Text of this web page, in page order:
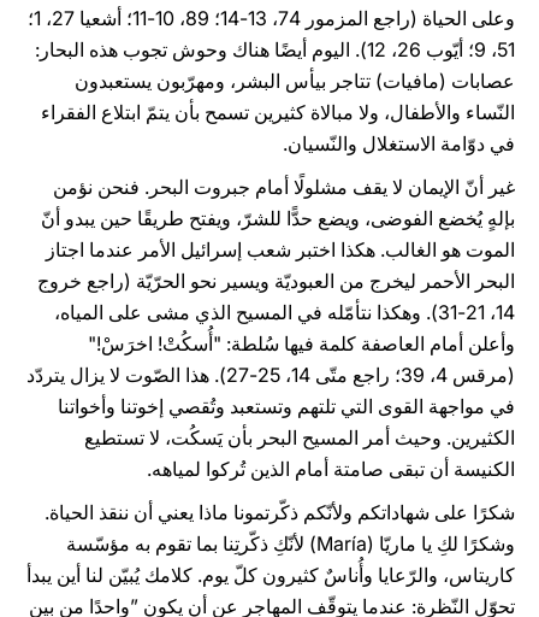
وعلى الحياة (راجع المزمور 74، 13-14؛ 89، 10-11؛ أشعيا 27، 1؛
51، 9؛ أيّوب 26، 12). اليوم أيضًا هناك وحوش تجوب هذه البحار:
عصابات (مافيات) تتاجر بيأس البشر، ومهرّبون يستعبدون
النّساء والأطفال، ولا مبالاة كثيرين تسمح بأن يتمّ ابتلاع الفقراء
في دوّامة الاستغلال والنّسيان.
غير أنّ الإيمان لا يقف مشلولًا أمام جبروت البحر. فنحن نؤمن
بإلهٍ يُخضع الفوضى، ويضع حدًّا للشرّ، ويفتح طريقًا حين يبدو أنّ
الموت هو الغالب. هكذا اختبر شعب إسرائيل الأمر عندما اجتاز
البحر الأحمر ليخرج من العبوديّة ويسير نحو الحرّيّة (راجع خروج
14، 21-31). وهكذا نتأمّله في المسيح الذي مشى على المياه،
وأعلن أمام العاصفة كلمة فيها سُلطة: "أُسكُتْ! اخرَسْ!"
(مرقس 4، 39؛ راجع متّى 14، 25-27). هذا الصّوت لا يزال يتردّد
في مواجهة القوى التي تلتهم وتستعبد وتُقصي إخوتنا وأخواتنا
الكثيرين. وحيث أمر المسيح البحر بأن يَسكُت، لا تستطيع
الكنيسة أن تبقى صامتة أمام الذين تُركوا لمياهه.
شكرًا على شهاداتكم ولأنّكم ذكّرتمونا ماذا يعني أن ننقذ الحياة.
وشكرًا لكِ يا ماريّا (María) لأنّكِ ذكّرتِنا بما تقوم به مؤسّسة
كاريتاس، والرّعايا وأُناسٌ كثيرون كلّ يوم. كلامك يُبيّن لنا أين يبدأ
تحوّل النّظرة: عندما يتوقّف المهاجر عن أن يكون ”واحدًا من بين